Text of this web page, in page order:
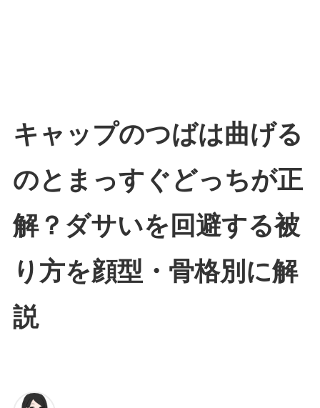
キャップのつばは曲げる
のとまっすぐどっちが正
解？ダサいを回避する被
り方を顔型・骨格別に解
説